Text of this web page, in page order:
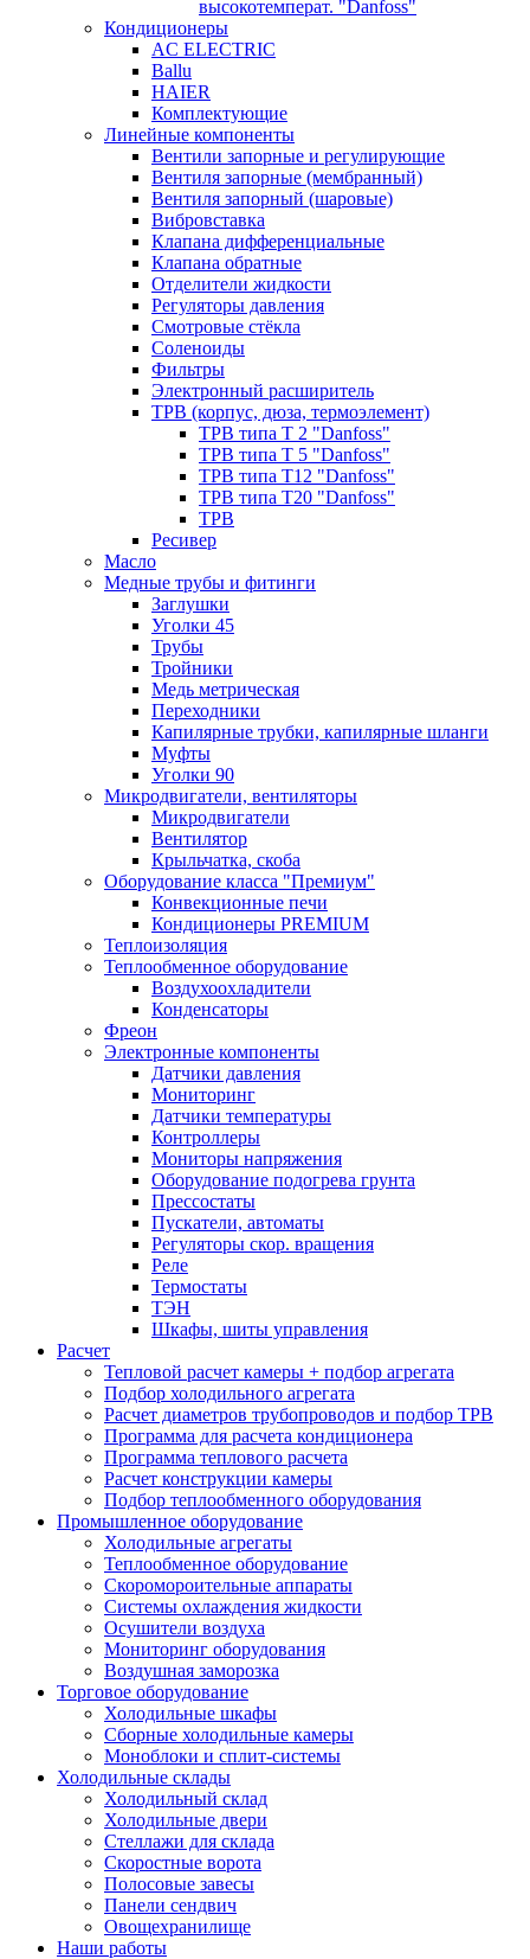
высокотемперат. "Danfoss"
Кондиционеры
AC ELECTRIC
Ballu
HAIER
Комплектующие
Линейные компоненты
Вентили запорные и регулирующие
Вентиля запорные (мембранный)
Вентиля запорный (шаровые)
Вибровставка
Клапана дифференциальные
Клапана обратные
Отделители жидкости
Регуляторы давления
Смотровые стёкла
Соленоиды
Фильтры
Электронный расширитель
ТРВ (корпус, дюза, термоэлемент)
ТРВ типа Т 2 "Danfoss"
ТРВ типа Т 5 "Danfoss"
ТРВ типа Т12 "Danfoss"
ТРВ типа Т20 "Danfoss"
ТРВ
Ресивер
Масло
Медные трубы и фитинги
Заглушки
Уголки 45
Трубы
Тройники
Медь метрическая
Переходники
Капилярные трубки, капилярные шланги
Муфты
Уголки 90
Микродвигатели, вентиляторы
Микродвигатели
Вентилятор
Крыльчатка, скоба
Оборудование класса "Премиум"
Конвекционные печи
Кондиционеры PREMIUM
Теплоизоляция
Теплообменное оборудование
Воздухоохладители
Конденсаторы
Фреон
Электронные компоненты
Датчики давления
Мониторинг
Датчики температуры
Контроллеры
Мониторы напряжения
Оборудование подогрева грунта
Прессостаты
Пускатели, автоматы
Регуляторы скор. вращения
Реле
Термостаты
ТЭН
Шкафы, шиты управления
Расчет
Тепловой расчет камеры + подбор агрегата
Подбор холодильного агрегата
Расчет диаметров трубопроводов и подбор ТРВ
Программа для расчета кондиционера
Программа теплового расчета
Расчет конструкции камеры
Подбор теплообменного оборудования
Промышленное оборудование
Холодильные агрегаты
Теплообменное оборудование
Скоромороительные аппараты
Системы охлаждения жидкости
Осушители воздуха
Мониторинг оборудования
Воздушная заморозка
Торговое оборудование
Холодильные шкафы
Сборные холодильные камеры
Моноблоки и сплит-системы
Холодильные склады
Холодильный склад
Холодильные двери
Стеллажи для склада
Скоростные ворота
Полосовые завесы
Панели сендвич
Овощехранилище
Наши работы